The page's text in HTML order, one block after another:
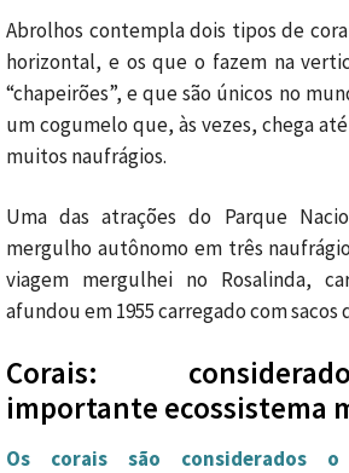
Abrolhos contempla dois tipos de
horizontal, e os que o fazem na
“chapeirões”, e que são únicos no
um cogumelo que, às vezes, chega
muitos naufrágios.
Uma das atrações do Parque
mergulho autônomo em três
viagem mergulhei no Rosalinda,
afundou em 1955 carregado com sacos
Corais:
importante ecossistema
Os corais são considerados